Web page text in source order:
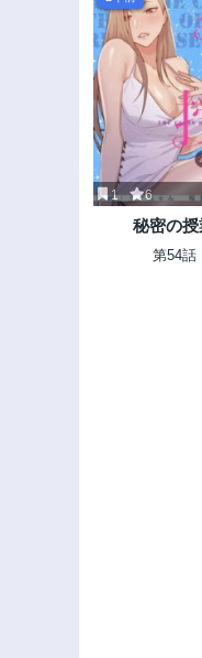
1 6
秘密の授
第54話